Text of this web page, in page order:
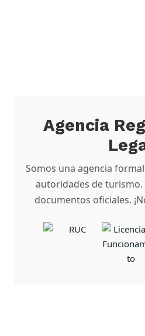
Agencia
Somos una agencia
autoridades de
documentos oficiales.